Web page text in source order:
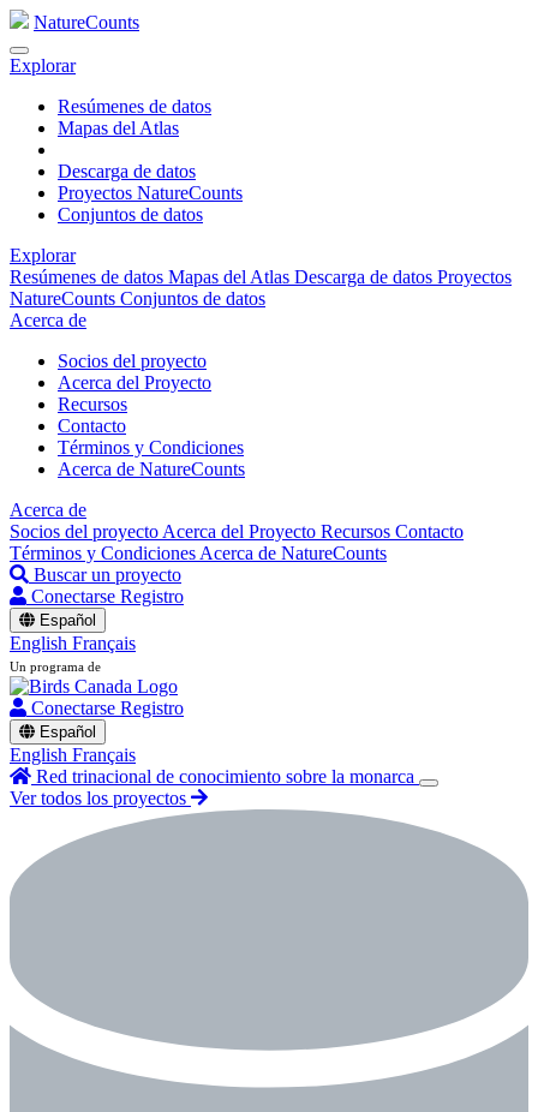
NatureCounts
Explorar
Resúmenes de datos
Mapas del Atlas
Descarga de datos
Proyectos NatureCounts
Conjuntos de datos
Explorar
Resúmenes de datos Mapas del Atlas Descarga de datos Proyectos
NatureCounts Conjuntos de datos
Acerca de
Socios del proyecto
Acerca del Proyecto
Recursos
Contacto
Términos y Condiciones
Acerca de NatureCounts
Acerca de
Socios del proyecto Acerca del Proyecto Recursos Contacto
Términos y Condiciones Acerca de NatureCounts
Buscar un proyecto
Conectarse Registro
Español
English Français
Un programa de
Conectarse Registro
Español
English Français
Red trinacional de conocimiento sobre la monarca
Ver todos los proyectos